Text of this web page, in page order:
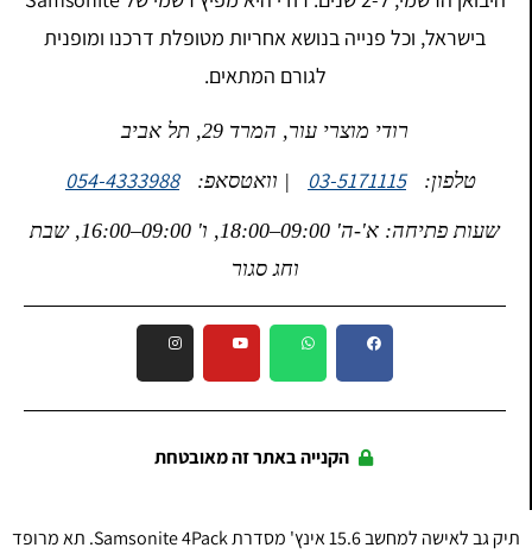
בישראל, וכל פנייה בנושא אחריות מטופלת דרכנו ומופנית
לגורם המתאים.
רודי מוצרי עור, המרד 29, תל אביב
טלפון: 03-5171115 | וואטסאפ: 054-4333988
שעות פתיחה: א'-ה' 09:00–18:00, ו' 09:00–16:00, שבת
וחג סגור
הקנייה באתר זה מאובטחת
תיק גב לאישה למחשב 15.6 אינץ' מסדרת Samsonite 4Pack. תא מרופד